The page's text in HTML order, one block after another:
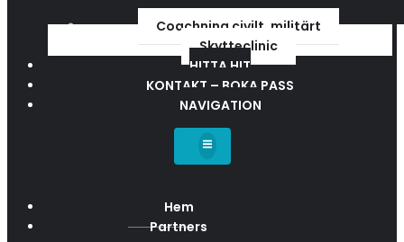
Coachning civilt, militärt
Skytteclinic
HITTA HIT
KONTAKT – BOKA PASS
NAVIGATION
Hem
Partners